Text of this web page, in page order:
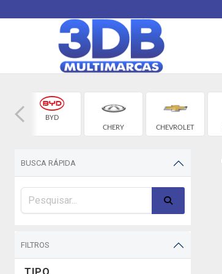
BYD
CHERY
CHEVROLET
BUSCA RÁPIDA
FILTROS